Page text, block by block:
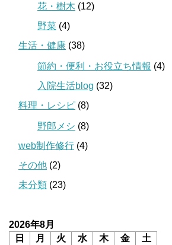
花・樹木 (12)
野菜 (4)
生活・健康 (38)
節約・便利・お役立ち情報 (4)
入院生活blog (32)
料理・レシピ (8)
野郎メシ (8)
web制作修行 (4)
その他 (2)
未分類 (23)
2026年8月
日
月 火 水 木 金 土